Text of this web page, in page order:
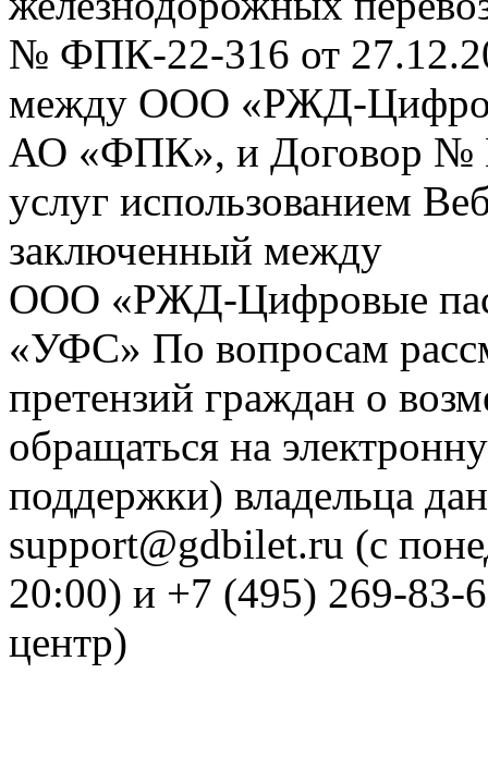
№ ФПК-22-316 от
между ООО «РЖД-
АО «ФПК», и Договор №
услуг использованием
заключенный между
ООО «РЖД-Цифровые
«УФС» По вопросам
претензий граждан о
обращаться на
поддержки) владельца
support@gdbilet.ru (с
20:00) и +7 (495) 269-83-
центр)